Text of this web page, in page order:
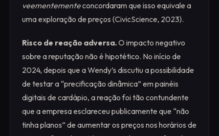
veementementeconcordaram que isso equivale a
uma exploração de preços (CivicScience, 2023).
Risco de reação adversa.O impacto negativo
sobre a reputação não é hipotético. No início de
2024, depois que a Wendy’s discutiu a possibilidade
de testar a “precificação dinâmica” em painéis
digitais de cardápio, a reação foi tão contundente
que a empresa esclareceu publicamente que “não
tinha planos” de aumentar os preços nos horários de